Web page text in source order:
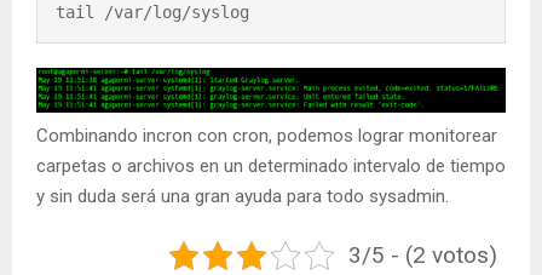
tail /var/log/syslog
Combinando incron con cron, podemos lograr monitorear
carpetas o archivos en un determinado intervalo de tiempo
y sin duda será una gran ayuda para todo sysadmin.
3/5 - (2 votos)